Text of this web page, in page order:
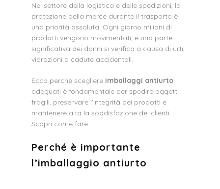
Nel settore della logistica e delle spedizioni, la
protezione della merce durante il trasporto è
una priorità assoluta. Ogni giorno milioni di
prodotti vengono movimentati, e una parte
significativa dei danni si verifica a causa di urti,
vibrazioni o cadute accidentali.
Ecco perché scegliere imballaggi antiurto
adeguati è fondamentale per spedire oggetti
fragili, preservare l’integrità dei prodotti e
mantenere alta la soddisfazione dei clienti.
Scopri come fare.
Perché è importante
l’imballaggio antiurto